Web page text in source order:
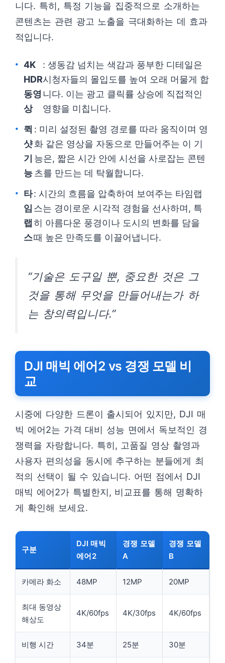
니다. 특히, 특정 기능을 집중적으로 소개하는
콘텐츠는 관련 광고 노출을 극대화하는 데 효과
적입니다.
4K
HDR
동영
상
: 생동감 넘치는 색감과 풍부한 디테일은
시청자들의 몰입도를 높여 오래 머물게 합
니다. 이는 광고 클릭률 상승에 직접적인
영향을 미칩니다.
퀵
샷
기
능
: 미리 설정된 촬영 경로를 따라 움직이며 영
화 같은 영상을 자동으로 만들어주는 이 기
능은, 짧은 시간 안에 시선을 사로잡는 콘텐
츠를 만드는 데 탁월합니다.
타
임
랩
스
: 시간의 흐름을 압축하여 보여주는 타임랩
스는 경이로운 시각적 경험을 선사하며, 특
히 아름다운 풍경이나 도시의 변화를 담을
때 높은 만족도를 이끌어냅니다.
“기술은 도구일 뿐, 중요한 것은 그
것을 통해 무엇을 만들어내는가 하
는 창의력입니다.”
DJI 매빅 에어2 vs 경쟁 모델 비
교
시중에 다양한 드론이 출시되어 있지만, DJI 매
빅 에어2는 가격 대비 성능 면에서 독보적인 경
쟁력을 자랑합니다. 특히, 고품질 영상 촬영과
사용자 편의성을 동시에 추구하는 분들에게 최
적의 선택이 될 수 있습니다. 어떤 점에서 DJI
매빅 에어2가 특별한지, 비교표를 통해 명확하
게 확인해 보세요.
구분
DJI 매빅
에어2
경쟁 모델
A
경쟁 모델
B
카메라 화소 48MP 12MP 20MP
최대 동영상
해상도
4K/60fps 4K/30fps 4K/60fps
비행 시간 34분 25분 30분